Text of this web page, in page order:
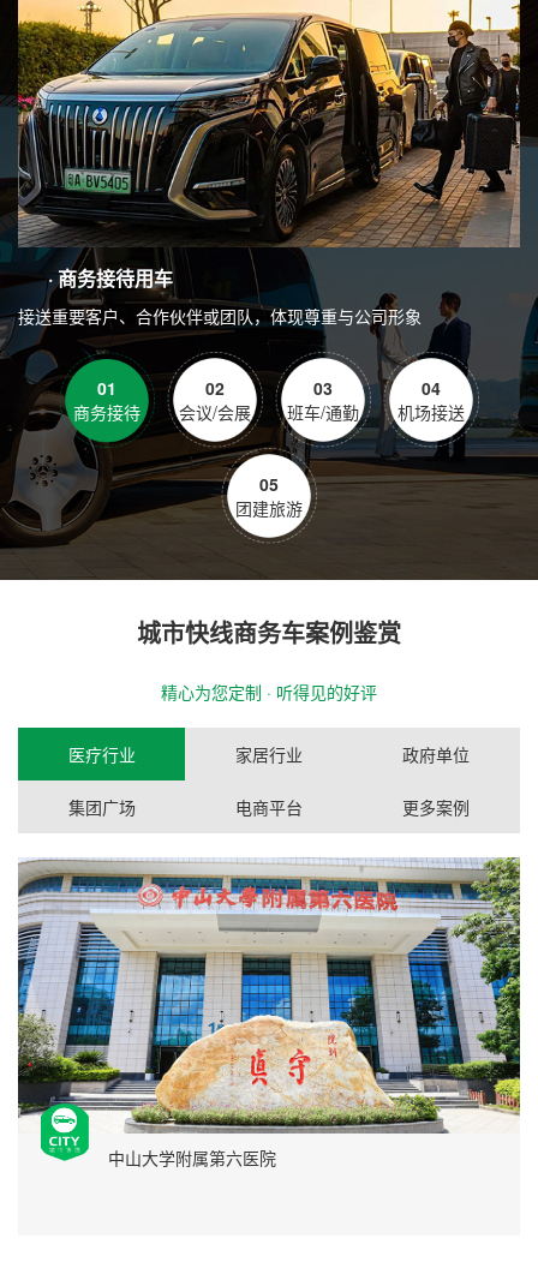
· 商务接待用车
接送重要客户、合作伙伴或团队，体现尊重与公司形象
01
商务接待
02
会议/会展
03
班车/通勤
04
机场接送
05
团建旅游
城市快线商务车案例鉴赏
精心为您定制 · 听得见的好评
医疗行业 家居行业 政府单位
集团广场 电商平台 更多案例
中山大学附属第六医院